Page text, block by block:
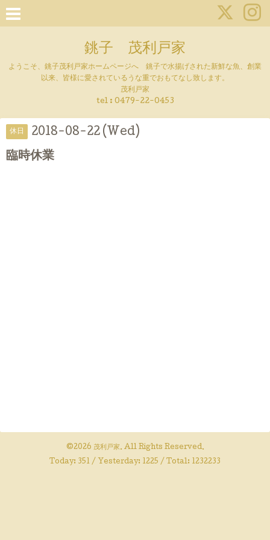
銚子 茂利戸家
ようこそ、銚子茂利戸家ホームページへ 銚子で水揚げされた新鮮な魚、創業
以来、皆様に愛されているうな重でおもてなし致します。
茂利戸家
tel : 0479-22-0453
休日 2018-08-22 (Wed)
臨時休業
©2026 茂利戸家. All Rights Reserved.
Today: 351 / Yesterday: 1225 / Total: 1232233